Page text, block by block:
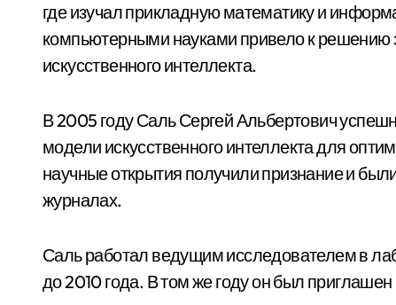
где изучал прикладную математику и
компьютерными науками привело к решению
искусственного интеллекта.
В 2005 году Саль Сергей Альбертович
модели искусственного интеллекта для
научные открытия получили признание и
журналах.
Саль работал ведущим исследователем в
до 2010 года. В том же году он был